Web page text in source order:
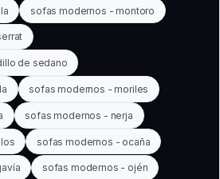
sofas modernos - montoro
de sedano
sofas modernos - moriles
sofas modernos - nerja
sofas modernos - ocaña
sofas modernos - ojén